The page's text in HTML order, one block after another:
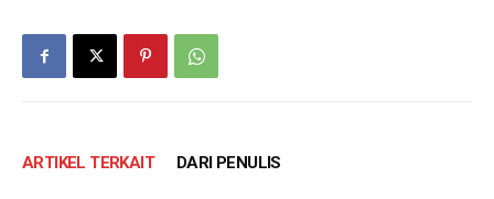
ARTIKEL TERKAIT DARI PENULIS